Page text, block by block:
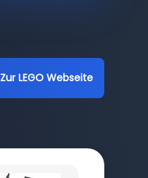
Zur LEGO Webseite